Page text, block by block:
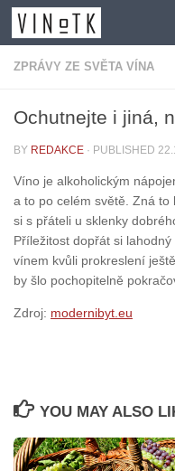
Skip to content
ZPRÁVY ZE SVĚTA VÍNA
Ochutnejte i jiná,
BY REDAKCE · PUBLISHED
Víno je alkoholickým
a to po celém světě. Zná
si s přáteli u sklenky
Příležitost dopřát si
vínem kvůli prokreslení
by šlo pochopitelně
Zdroj: modernibyt.eu
YOU MAY ALSO